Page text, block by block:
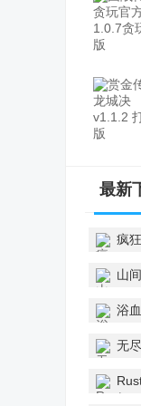
最新
疯
山
浴
无